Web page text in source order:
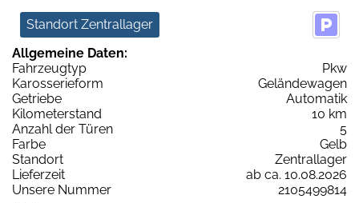
Standort Zentrallager
Allgemeine Daten:
Fahrzeugtyp
Pkw
Karosserieform
Geländewagen
Getriebe
Automatik
Kilometerstand
10 km
Anzahl der Türen
5
Farbe
Gelb
Standort
Zentrallager
Lieferzeit
ab ca. 10.08.2026
Unsere Nummer
2105499814